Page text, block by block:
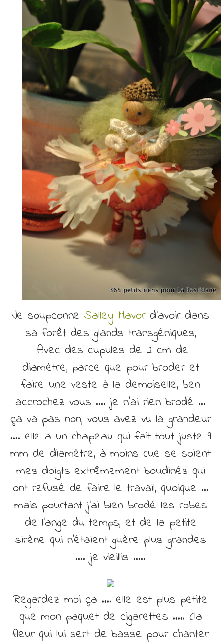
Je soupconne Salley Mavor d’avoir dans
sa forêt des glands transgéniques,
Avec des cupules de 2 cm de
diamètre, parce que pour broder et
faire une veste à la demoiselle, ben
accrochez vous …. je n’ai rien brodé …
ça va pas non, vous avez vu la grandeur
…. elle a un chapeau qui fait tout juste 9
mm de diamètre, à moins que se soient
mes doigts extrêmement boudinés qui
ont refusé de faire le travail, quoique …
mais pourtant j’ai bien brodé les robes
de l’ange du temps, et de la petite
sirène qui n’étaient guère plus grandes
…. je vieillis …..
Regardez moi ça …. elle est plus petite
que mon paquet de cigarettes ….. (la
fleur qui lui sert de basse pour chanter